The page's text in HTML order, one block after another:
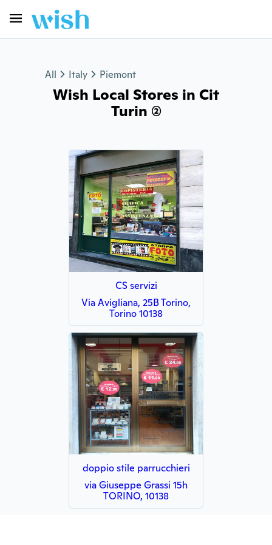
All Italy Piemont
Wish Local Stores in Cit
Turin (2)
CS servizi
Via Avigliana, 25B Torino,
Torino 10138
doppio stile parrucchieri
via Giuseppe Grassi 15h
TORINO, 10138